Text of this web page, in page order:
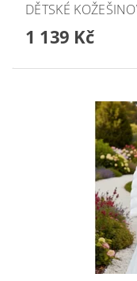
DĚTSKÉ
1 139 Kč